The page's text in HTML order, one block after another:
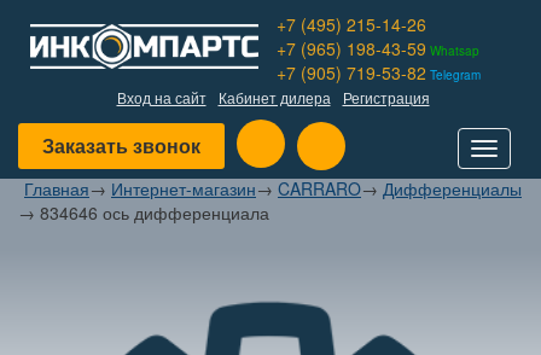
+7 (495) 215-14-26
+7 (965) 198-43-59 Whatsap
+7 (905) 719-53-82 Telegram
Вход на сайт Кабинет дилера Регистрация
Заказать звонок
Toggle
Главная→ Интернет-магазин→ CARRARO→ Дифференциалы
→ 834646 ось дифференциала